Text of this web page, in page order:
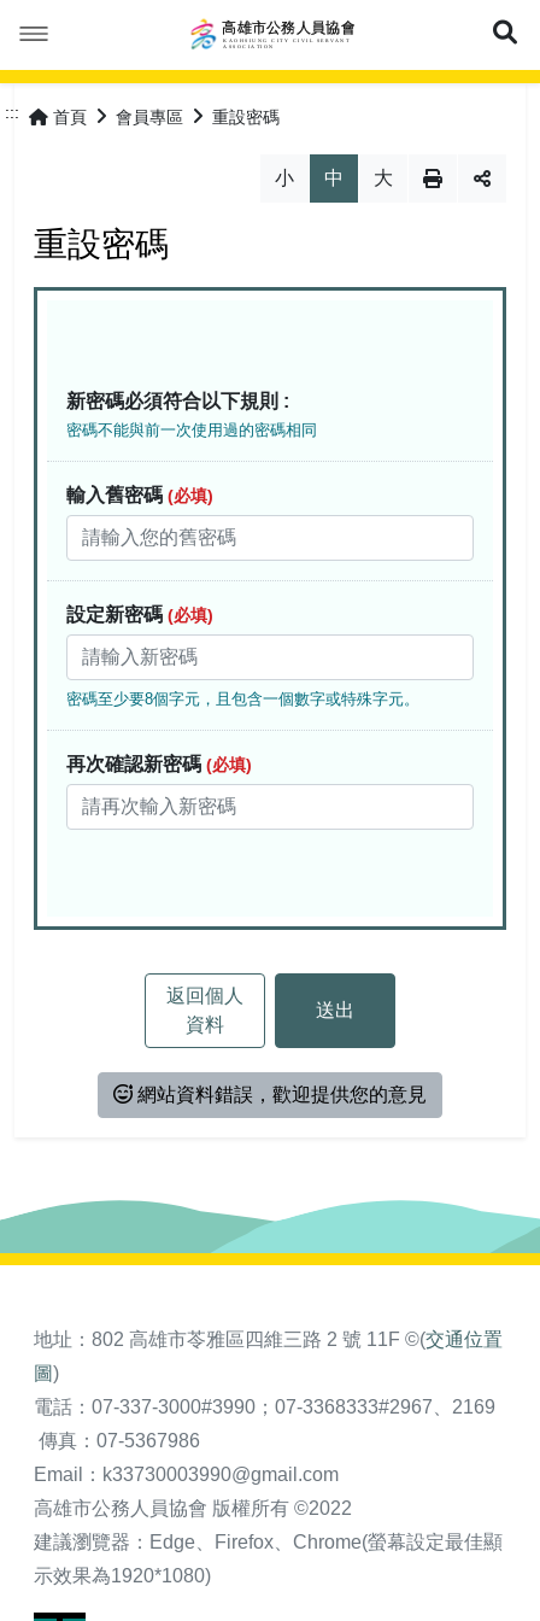
本會簡介
協會組織
理事長的話
會議紀錄
表單下載
優惠福利
優惠活動
相關連結
加入會員
活動報名
會員資料
會員登出
網站導覽
::: 首頁 會員專區 重設密碼
小 中 大
重設密碼
新密碼必須符合以下規則 :
密碼不能與前一次使用過的密碼相同
輸入舊密碼 (必填)
設定新密碼 (必填)
密碼至少要8個字元，且包含一個數字或特殊字元。
再次確認新密碼 (必填)
返回個人
資料
網站資料錯誤，歡迎提供您的意見
地址：802 高雄市苓雅區四維三路 2 號 11F ©(交通位置
圖)
電話：07-337-3000#3990；07-3368333#2967、2169
傳真：07-5367986
Email：k33730003990@gmail.com
高雄市公務人員協會 版權所有 ©2022
建議瀏覽器：Edge、Firefox、Chrome(螢幕設定最佳顯
示效果為1920*1080)